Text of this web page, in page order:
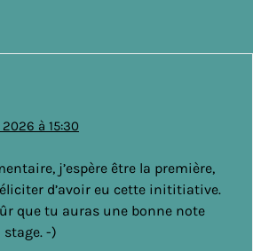
à 15:30
j’espère être la première,
d’avoir eu cette inititiative.
que tu auras une bonne note
-)